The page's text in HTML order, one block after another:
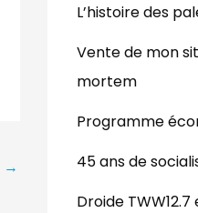
→
L’histoire des
Vente de mon
mortem
Programme
45 ans de
Droide